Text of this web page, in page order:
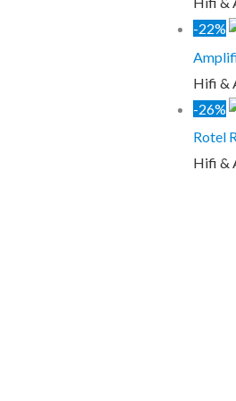
-22%
Hifi &
-26%
Rotel
Hifi &